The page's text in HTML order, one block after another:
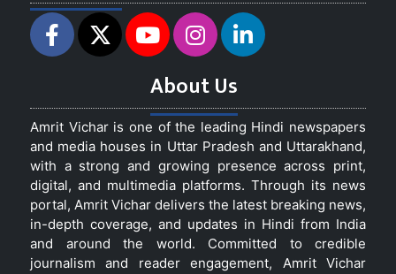
About Us
Amrit Vichar is one of the leading Hindi newspapers
and media houses in Uttar Pradesh and Uttarakhand,
with a strong and growing presence across print,
digital, and multimedia platforms. Through its news
portal, Amrit Vichar delivers the latest breaking news,
in-depth coverage, and updates in Hindi from India
and around the world. Committed to credible
journalism and reader engagement, Amrit Vichar